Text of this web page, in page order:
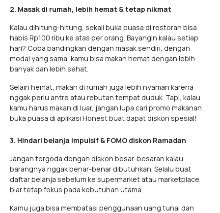
2. Masak di rumah, lebih hemat & tetap nikmat
Kalau dihitung-hitung, sekali buka puasa di restoran bisa
habis Rp100 ribu ke atas per orang. Bayangin kalau setiap
hari? Coba bandingkan dengan masak sendiri, dengan
modal yang sama, kamu bisa makan hemat dengan lebih
banyak dan lebih sehat.
Selain hemat, makan di rumah juga lebih nyaman karena
nggak perlu antre atau rebutan tempat duduk. Tapi, kalau
kamu harus makan di luar, jangan lupa cari promo makanan
buka puasa di aplikasi Honest buat dapat diskon spesial!
3. Hindari belanja impulsif & FOMO diskon Ramadan
Jangan tergoda dengan diskon besar-besaran kalau
barangnya nggak benar-benar dibutuhkan. Selalu buat
daftar belanja sebelum ke supermarket atau marketplace
biar tetap fokus pada kebutuhan utama.
Kamu juga bisa membatasi penggunaan uang tunai dan